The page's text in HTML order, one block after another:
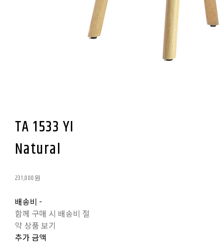
TA 1533 YI
Natural
231,000원
배송비 -
함께 구매 시 배송비 절
약 상품 보기
추가 금액